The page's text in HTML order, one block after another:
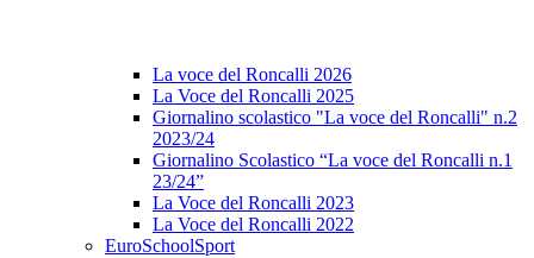
La voce del Roncalli 2026
La Voce del Roncalli 2025
Giornalino scolastico "La voce del Roncalli" n.2
2023/24
Giornalino Scolastico “La voce del Roncalli n.1
23/24”
La Voce del Roncalli 2023
La Voce del Roncalli 2022
EuroSchoolSport